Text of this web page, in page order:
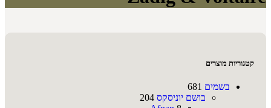
קטגוריות מוצרים
בשמים 681
בושם יוניסקס 204